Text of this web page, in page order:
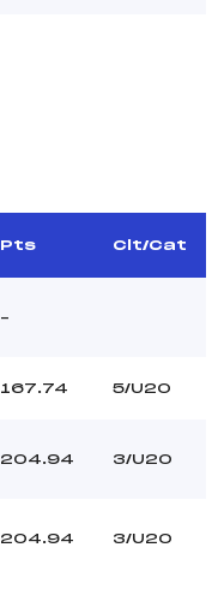
Pts Clt/Cat
–
167.74 5/U20
204.94 3/U20
204.94 3/U20